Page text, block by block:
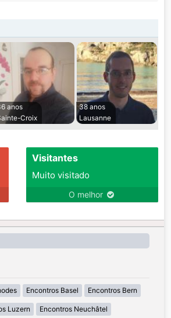
anos
Croix
38 anos
Lausanne
Visitantes
Muito visitado
O melhor
Encontros Basel Encontros Bern
Luzern Encontros Neuchâtel